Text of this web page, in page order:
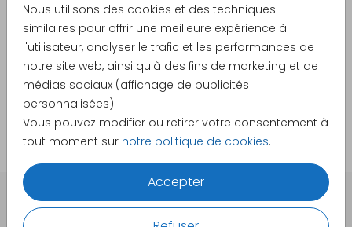
Nous utilisons des cookies et des techniques
similaires pour offrir une meilleure expérience à
l'utilisateur, analyser le trafic et les performances de
notre site web, ainsi qu'à des fins de marketing et de
médias sociaux (affichage de publicités
personnalisées).
Vous pouvez modifier ou retirer votre consentement à
tout moment sur notre politique de cookies.
Accepter
DES CARTES À PERSONNALISER POUR TOUTES VOS